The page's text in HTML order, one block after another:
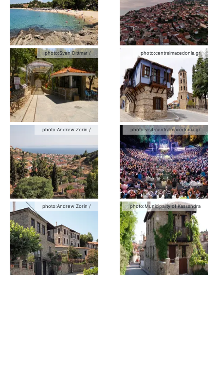
photo:Sven Dittmar / photo:centralmacedonia.gr
photo:Andrew Zorin / photo:visit-centralmacedonia.gr
photo:Andrew Zorin / photo:Municipality of Kassandra